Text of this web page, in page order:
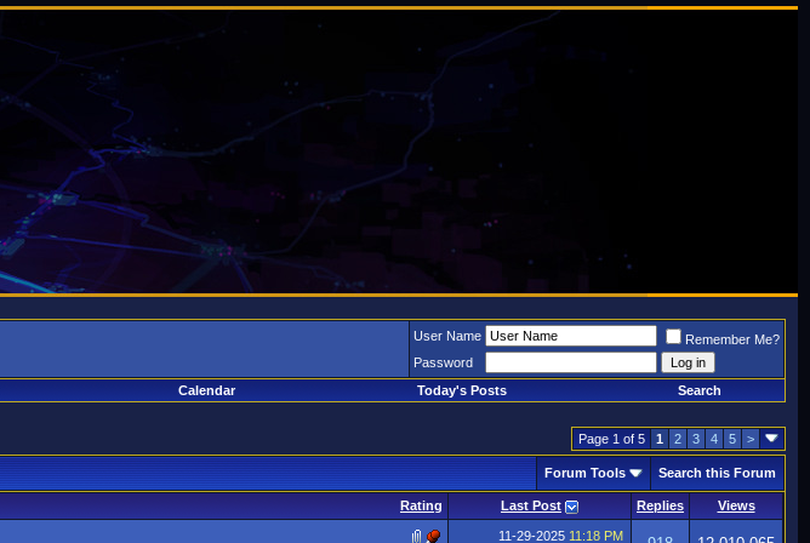
User Name
Remember Me?
Password
Calendar Today's Posts Search
Page 1 of 5 1 2 3 4 5 >
Forum Tools Search this Forum
Rating Last Post Replies Views
11-29-2025 11:18 PM